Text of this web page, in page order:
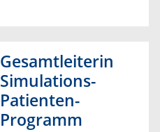
Gesamtleiterin
Simulations-
Patienten-
Programm